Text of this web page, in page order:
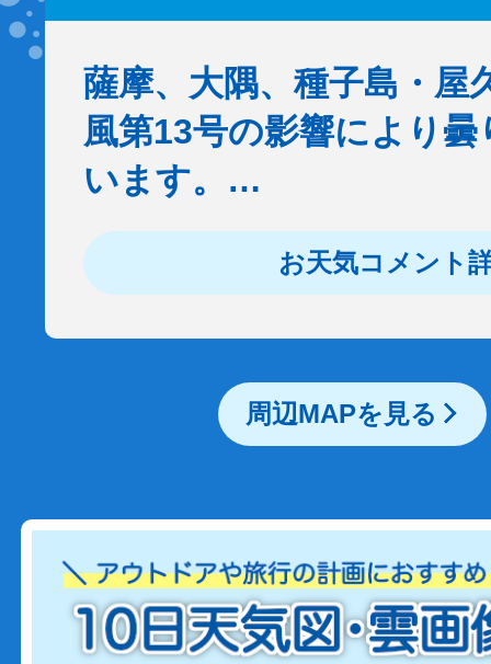
薩摩、大隅、種子島・屋
風第13号の影響により
います。…
お天気コメント
周辺MAPを見る